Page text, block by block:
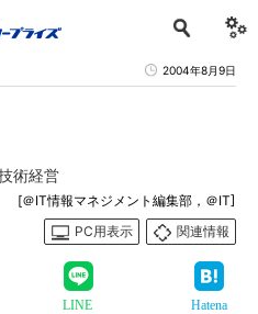
2004年8月9日
術経営
[＠IT情報マネジメント編集部，＠IT]
PC用表示
関連情報
LINE Hatena